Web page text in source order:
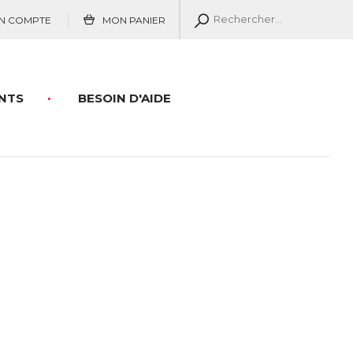
COMPTE MON PANIER
BESOIN D'AIDE